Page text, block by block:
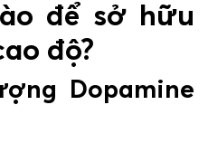
để sở hữu
độ?
Dopamine